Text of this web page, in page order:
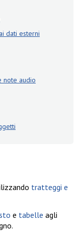
dati esterni
note audio
tratteggi e
e tabelle agli